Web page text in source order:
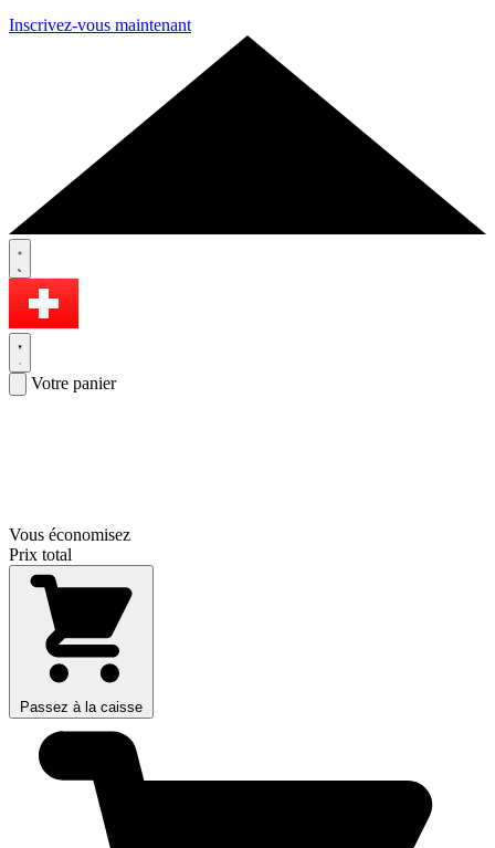
Inscrivez-vous maintenant
Votre panier
Vous économisez
Prix total
Passez à la caisse